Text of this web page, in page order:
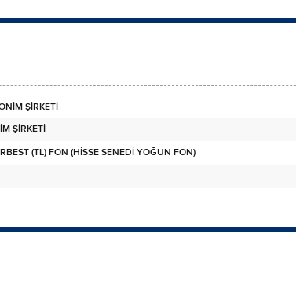
ŞİRKETİ
ŞİRKETİ
(TL) FON (HİSSE SENEDİ YOĞUN FON)